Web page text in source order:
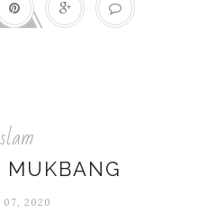
MUKBANG
07, 2020